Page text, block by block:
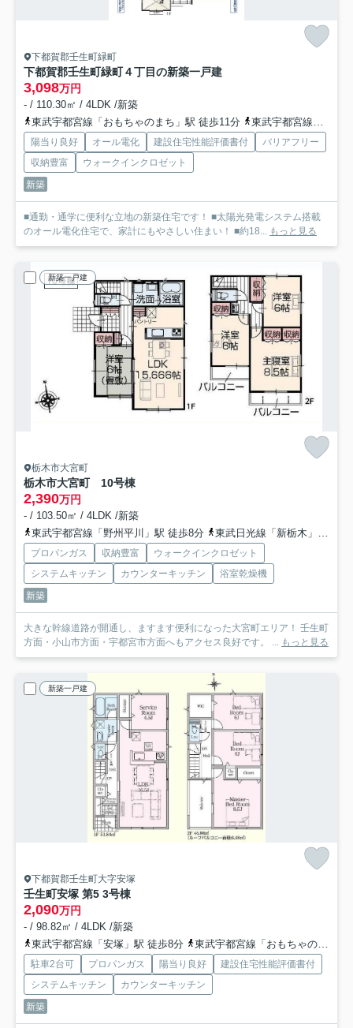
下都賀郡壬生町緑町
下都賀郡壬生町緑町４丁目の新築一戸建
3,098万円
- / 110.30㎡ / 4LDK /新築
東武宇都宮線「おもちゃのまち」駅 徒歩11分
東武宇都宮線「安塚」駅 徒歩23分
陽当り良好 オール電化 建設住宅性能評価書付
バリアフリー
収納豊富
ウォークインクロゼット
新築
■通勤・通学に便利な立地の新築住宅です！ ■太陽光発電システム搭載
のオール電化住宅で、家計にもやさしい住まい！ ■約18... もっと見る
新築一戸建
栃木市大宮町
栃木市大宮町 10号棟
2,390万円
- / 103.50㎡ / 4LDK /新築
東武宇都宮線「野州平川」駅 徒歩8分
東武日光線「新栃木」駅 徒歩26分
プロパンガス 収納豊富
ウォークインクロゼット
システムキッチン
カウンターキッチン
浴室乾燥機
新築
大きな幹線道路が開通し、ますます便利になった大宮町エリア！ 壬生町
方面・小山市方面・宇都宮市方面へもアクセス良好です。 ... もっと見る
新築一戸建
下都賀郡壬生町大字安塚
壬生町安塚 第5 3号棟
2,090万円
- / 98.82㎡ / 4LDK /新築
東武宇都宮線「安塚」駅 徒歩8分
東武宇都宮線「おもちゃのまち」駅 徒歩26分
駐車2台可 プロパンガス 陽当り良好
建設住宅性能評価書付
システムキッチン
カウンターキッチン
新築